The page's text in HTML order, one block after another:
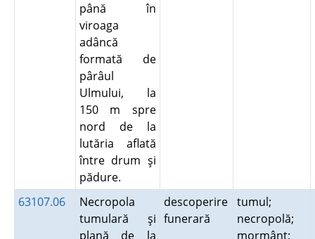
până în
viroaga
adâncă
formată de
pârâul
Ulmului, la
150 m spre
nord de la
lutăria aflată
între drum şi
pădure.
63107.06
Necropola
tumulară şi
plană de la
descoperire
funerară
tumul;
necropolă;
mormânt;